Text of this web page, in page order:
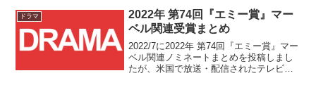
日米同時での公開となります！！
ドラマ
2022年 第74回『エミー賞』マー
ベル関連受賞まとめ
2022/7に2022年 第74回『エミー賞』マー
ベル関連ノミネートまとめを投稿しまし
たが、米国で放送・配信されたテレビ番